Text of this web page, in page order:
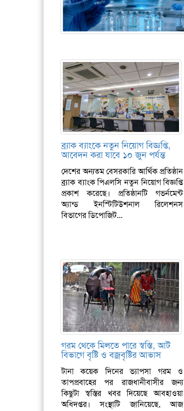
ব্র্যাক ব্যাংকে নতুন নিয়োগ বিজ্ঞপ্তি,
আবেদন করা যাবে ১০ জুন পর্যন্ত
দেশের অন্যতম বেসরকারি আর্থিক প্রতিষ্ঠান
ব্র্যাক ব্যাংক পিএলসি নতুন নিয়োগ বিজ্ঞপ্তি
প্রকাশ করেছে। প্রতিষ্ঠানটি গভর্নমেন্ট
অ্যান্ড ইনস্টিটিউশনাল রিলেশনস
বিভাগের ডিপোজিট...
গরম থেকে মিলতে পারে স্বস্তি, আট
বিভাগে বৃষ্টি ও বজ্রবৃষ্টির আভাস
টানা কয়েক দিনের ভ্যাপসা গরম ও
তাপপ্রবাহের পর রাজধানীবাসীর জন্য
কিছুটা স্বস্তির খবর দিয়েছে আবহাওয়া
অধিদপ্তর। সংস্থাটি জানিয়েছে, আজ